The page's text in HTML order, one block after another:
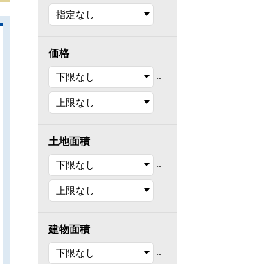
価格
～
土地面積
～
建物面積
～